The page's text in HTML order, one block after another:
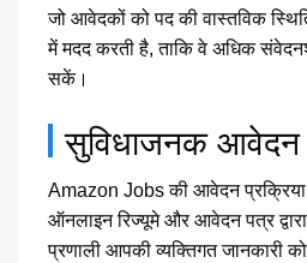
जो आवेदकों को पद की वास्तविक
में मदद करती है, ताकि वे अधिक
सकें।
सुविधाजनक आवेदन
Amazon Jobs की आवेदन
ऑनलाइन रिज्यूमे और आवेदन पत्र
प्रणाली आपकी व्यक्तिगत जानकारी